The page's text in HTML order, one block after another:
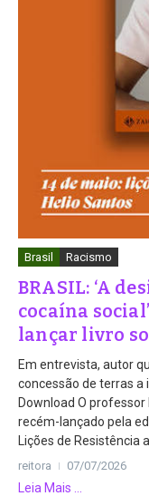
Brasil Racismo
BRASIL: ‘A
cocaína
lançar livro
Em entrevista, autor
concessão de terras a
Download O professor
recém-lançado pela
Lições de Resistência
reitora 07/07/2026
Leia Mais ...